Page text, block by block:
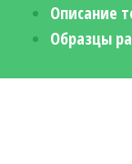
Описание
Образцы